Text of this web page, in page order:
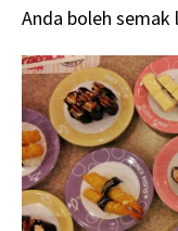
Anda boleh